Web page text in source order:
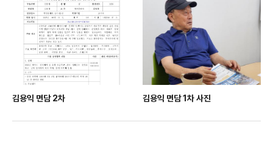
김용익 면담 2차 김용익 면담 1차 사진